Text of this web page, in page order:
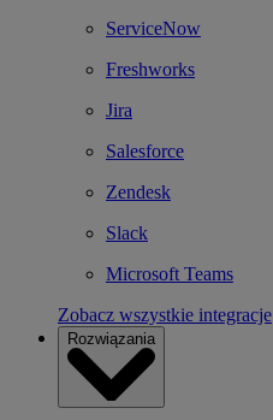
ServiceNow
Freshworks
Jira
Salesforce
Zendesk
Slack
Microsoft Teams
Zobacz wszystkie integracje
Rozwiązania